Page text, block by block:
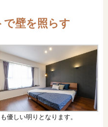
壁を照らす
優しい明りとなります。